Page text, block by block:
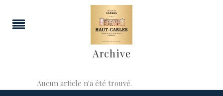
Archive
Aucun article n'a été trouvé.